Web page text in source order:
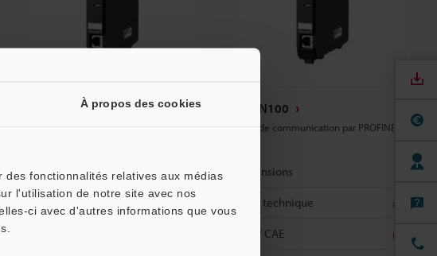
À propos des cookies
fonctionnalités relatives aux médias
l'utilisation de notre site avec nos
ci avec d'autres informations que vous
Fiche technique
CAO / CAE
CB-PN100
Unité de communication par PROFINET
Dimensions
Fiche technique
CAO / CAE